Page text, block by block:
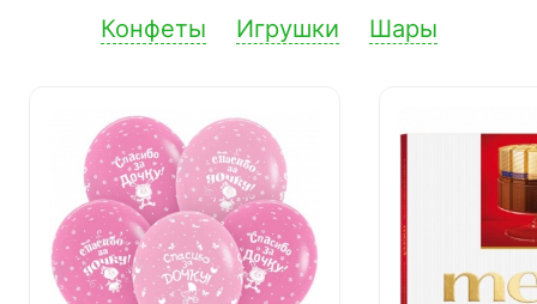
Конфеты Игрушки Шары